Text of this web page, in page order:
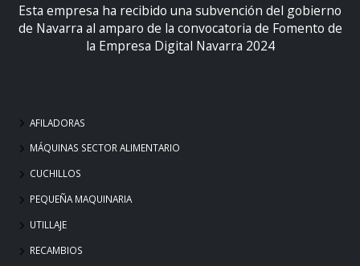
Esta empresa ha recibido una subvención del gobierno
de Navarra al amparo de la convocatoria de Fomento de
la Empresa Digital Navarra 2024
AFILADORAS
MÁQUINAS SECTOR ALIMENTARIO
CUCHILLOS
PEQUEÑA MAQUINARIA
UTILLAJE
RECAMBIOS